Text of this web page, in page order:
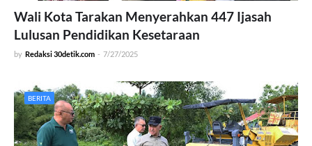
Wali Kota Tarakan Menyerahkan 447 Ijasah
Lulusan Pendidikan Kesetaraan
by Redaksi 30detik.com - 7/27/2025
BERITA